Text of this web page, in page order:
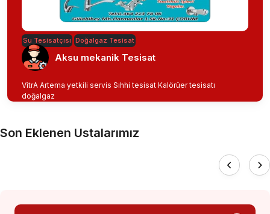
Su Tesisatçısı Doğalgaz Tesisat
Aksu mekanik Tesisat
VitrA Artema yetkili servis Sıhhi tesisat Kalörüer tesisatı
doğalgaz
Son Eklenen Ustalarımız